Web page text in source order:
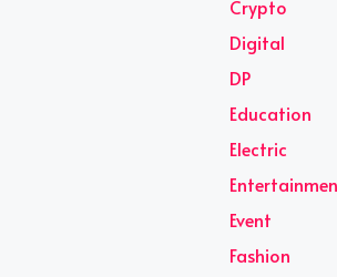
Crypto
Digital
DP
Education
Electric
Event
Fashion